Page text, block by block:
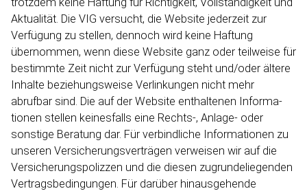
Aktualität. Die VIG versucht, die Website jederzeit zur
Verfügung zu stellen, dennoch wird keine Haftung
übernommen, wenn diese Website ganz oder teilweise für
bestimmte Zeit nicht zur Verfügung steht und/oder ältere
Inhalte beziehungsweise Verlin­kungen nicht mehr
abrufbar sind. Die auf der Website enthaltenen Informa­
tionen stellen keinesfalls eine Rechts-, Anlage- oder
sonstige Beratung dar. Für verbindliche Informa­tionen zu
unseren Versiche­rungs­ver­trägen verweisen wir auf die
Versiche­rungs­po­lizzen und die diesen zugrun­de­lie­genden
Vertrags­be­din­gungen. Für darüber hinaus­gehende